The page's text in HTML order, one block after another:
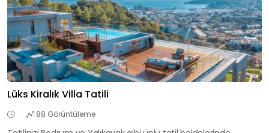
Lüks Kiralık Villa Tatili
88 Görüntüleme